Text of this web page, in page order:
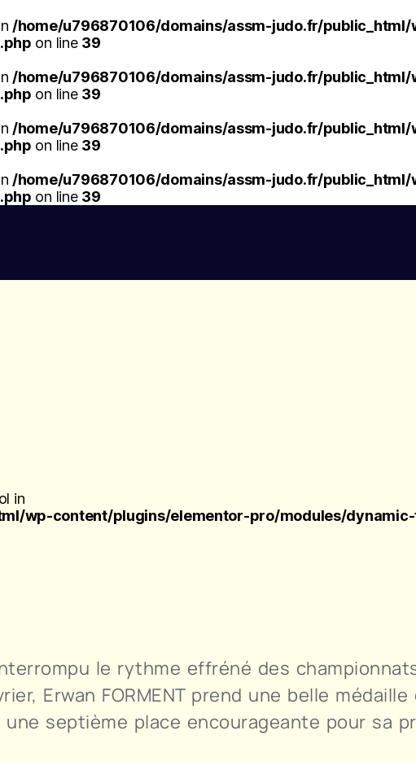
/home/u796870106/domains/assm-judo.fr/
on line 39
/home/u796870106/domains/assm-judo.fr/
on line 39
/home/u796870106/domains/assm-judo.fr/
on line 39
/home/u796870106/domains/assm-judo.fr/
on line 39
in
wp-content/plugins/elementor-pro/modules/
le rythme effréné des
Erwan FORMENT prend une belle
une septième place encourageante pour sa